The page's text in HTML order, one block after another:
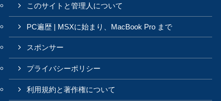
このサイトと管理人について
PC遍歴 | MSXに始まり、MacBook Pro まで
スポンサー
プライバシーポリシー
利用規約と著作権について